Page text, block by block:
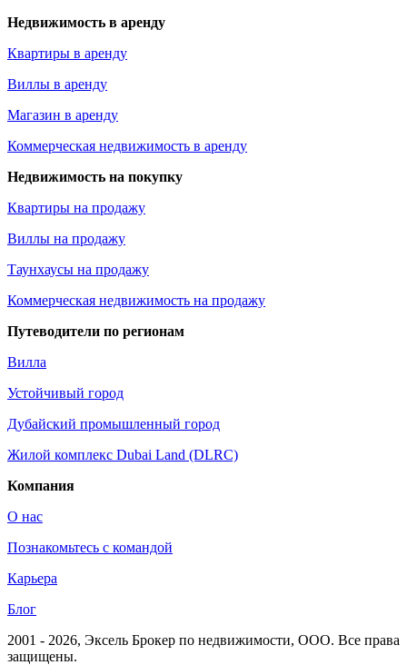
Недвижимость в аренду
Квартиры в аренду
Виллы в аренду
Магазин в аренду
Коммерческая недвижимость в аренду
Недвижимость на покупку
Квартиры на продажу
Виллы на продажу
Таунхаусы на продажу
Коммерческая недвижимость на продажу
Путеводители по регионам
Вилла
Устойчивый город
Дубайский промышленный город
Жилой комплекс Dubai Land (DLRC)
Компания
О нас
Познакомьтесь с командой
Карьера
Блог
2001 - 2026, Эксель Брокер по недвижимости, ООО. Все права
защищены.